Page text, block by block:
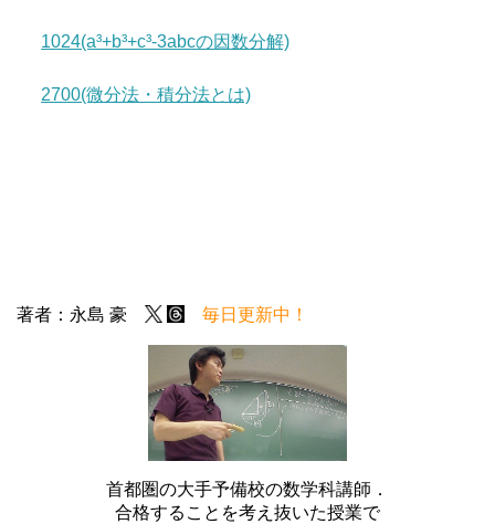
1024(a³+b³+c³-3abcの因数分解)
2700(微分法・積分法とは)
著者：永島 豪 毎日更新中！
首都圏の大手予備校の数学科講師．
合格することを考え抜いた授業で